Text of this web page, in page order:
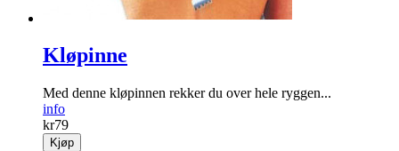
Kløpinne
Med denne kløpinnen rekker du over hele ryggen...
info
kr79
Kjøp